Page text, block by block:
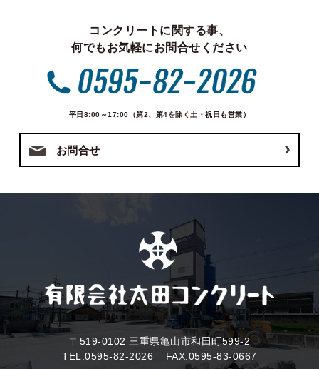
コンクリートに関する事、
何でもお気軽にお問合せください
平日8:00～17:00（第2、第4を除く土・祝日も営業）
お問合せ
〒519-0102 三重県亀山市和田町599-2
TEL.0595-82-2026
FAX.0595-83-0667